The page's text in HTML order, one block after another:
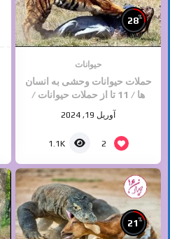
28%
حیوانات
حملات حیوانات وحشی به انسان
ها / 11 تا از حملات حیوانات /
آوریل 19, 2024
2
1.1K
21%